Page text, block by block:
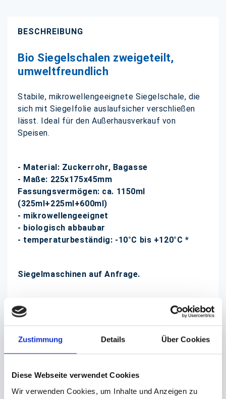
Zustimmung Details Über Cookies
Diese Webseite verwendet Cookies
Wir verwenden Cookies, um Inhalte und Anzeigen zu
BESCHREIBUNG
Bio Siegelschalen zweigeteilt,
umweltfreundlich
Stabile, mikrowellengeeignete Siegelschale, die
sich mit Siegelfolie auslaufsicher verschließen
lässt. Ideal für den Außerhausverkauf von
Speisen.
- Material: Zuckerrohr, Bagasse
- Maße: 225x175x45mm
Fassungsvermögen: ca. 1150ml
(325ml+225ml+600ml)
- mikrowellengeeignet
- biologisch abbaubar
- temperaturbeständig: -10°C bis +120°C *
Siegelmaschinen auf Anfrage.
Diese Schalen sind für die maschinelle
Versiegelung mit einer Spezialaluminiumfolie (Art.
Nr. 29-0200 und 29-0192) vorgesehen.
schematische Aufsicht)